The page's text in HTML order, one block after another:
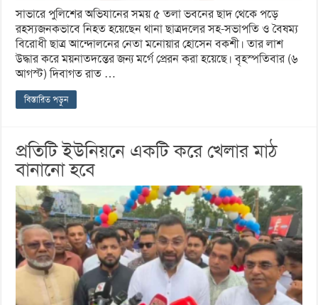
সাভারে পুলিশের অভিযানের সময় ৫ তলা ভবনের ছাদ থেকে পড়ে
রহস্যজনকভাবে নিহত হয়েছেন থানা ছাত্রদলের সহ-সভাপতি ও বৈষম্য
বিরোধী ছাত্র আন্দোলনের নেতা মনোয়ার হোসেন বকশী। তার লাশ
উদ্ধার করে ময়নাতদন্তের জন্য মর্গে প্রেরন করা হয়েছে। বৃহস্পতিবার (৬
আগস্ট) দিবাগত রাত …
বিস্তারিত পড়ুন
প্রতিটি ইউনিয়নে একটি করে খেলার মাঠ
বানানো হবে